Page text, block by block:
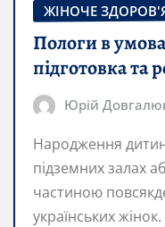
ЖІНОЧЕ
Пологи в
підготовка та
Юрій
Народження
підземних залах
частиною
українських